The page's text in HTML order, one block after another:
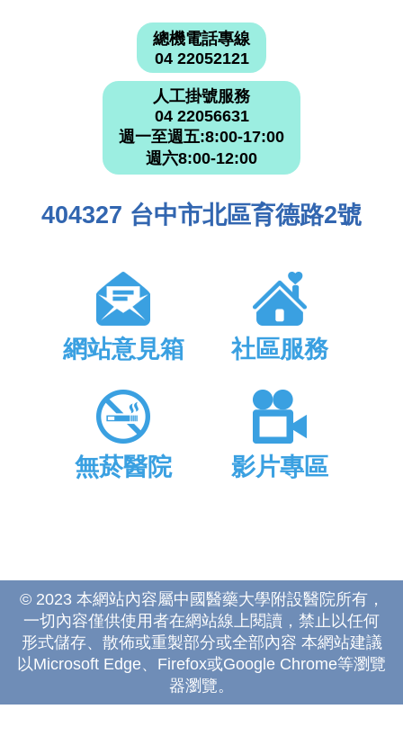
總機電話專線
04 22052121
人工掛號服務
04 22056631
週一至週五:8:00-17:00
週六8:00-12:00
404327 台中市北區育德路2號
網站意見箱 社區服務
無菸醫院 影片專區
© 2023 本網站內容屬中國醫藥大學附設醫院所有，
一切內容僅供使用者在網站線上閱讀，禁止以任何
形式儲存、散佈或重製部分或全部內容 本網站建議
以Microsoft Edge、Firefox或Google Chrome等瀏覽
器瀏覽。